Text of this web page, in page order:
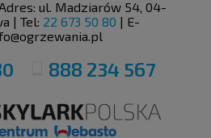
ul. Madziarów 54, 04-
| Tel: 22 673 50 80 | E-
888 234 567